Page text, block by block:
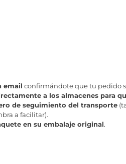
email confirmándote que tu pedido
a los almacenes para
de seguimiento del transporte
a facilitar).
en su embalaje original.